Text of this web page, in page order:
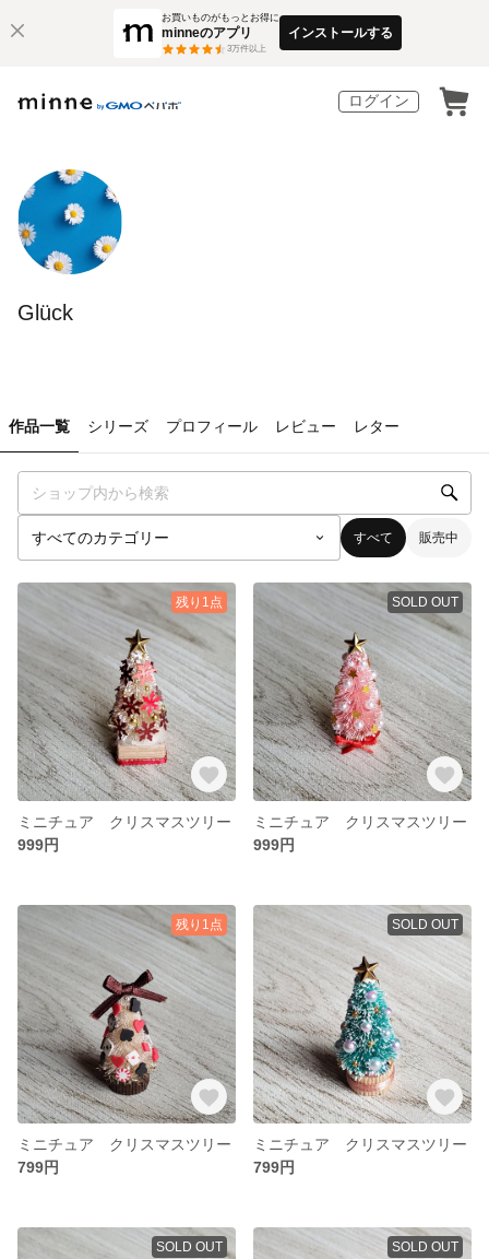
お買いものがもっとお得に
minneのアプリ
3万件以上
インストールする
ログイン
Glück
作品一覧 シリーズ プロフィール レビュー レター
すべて 販売中
残り1点
ミニチュア クリスマスツリー
999円
SOLD OUT
ミニチュア クリスマスツリー
999円
残り1点
ミニチュア クリスマスツリー
799円
SOLD OUT
ミニチュア クリスマスツリー
799円
SOLD OUT SOLD OUT